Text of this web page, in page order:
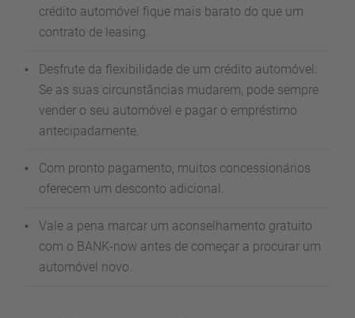
crédito automóvel fique mais barato do que um
contrato de leasing.
Desfrute da flexibilidade de um crédito automóvel:
Se as suas circunstâncias mudarem, pode sempre
vender o seu automóvel e pagar o empréstimo
antecipadamente.
Com pronto pagamento, muitos concessionários
oferecem um desconto adicional.
Vale a pena marcar um aconselhamento gratuito
com o BANK-now antes de começar a procurar um
automóvel novo.